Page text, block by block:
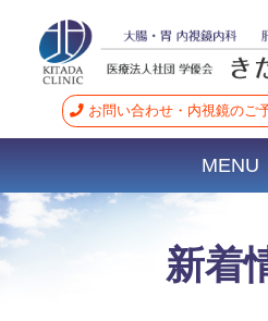
お問い合わせ・内視鏡のご
MENU
新着